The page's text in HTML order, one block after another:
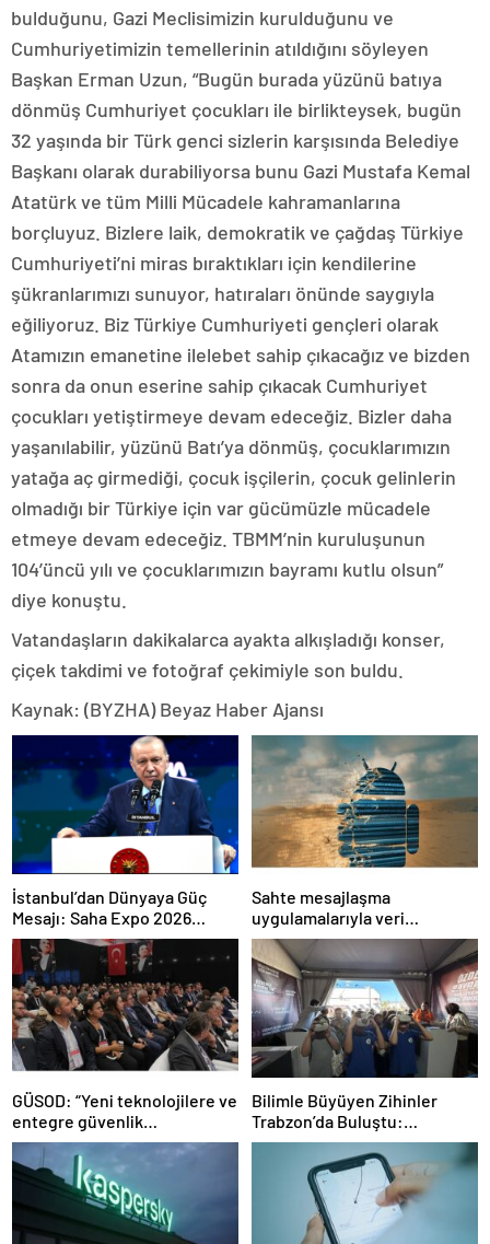
bulduğunu, Gazi Meclisimizin kurulduğunu ve
Cumhuriyetimizin temellerinin atıldığını söyleyen
Başkan Erman Uzun, “Bugün burada yüzünü batıya
dönmüş Cumhuriyet çocukları ile birlikteysek, bugün
32 yaşında bir Türk genci sizlerin karşısında Belediye
Başkanı olarak durabiliyorsa bunu Gazi Mustafa Kemal
Atatürk ve tüm Milli Mücadele kahramanlarına
borçluyuz. Bizlere laik, demokratik ve çağdaş Türkiye
Cumhuriyeti’ni miras bıraktıkları için kendilerine
şükranlarımızı sunuyor, hatıraları önünde saygıyla
eğiliyoruz. Biz Türkiye Cumhuriyeti gençleri olarak
Atamızın emanetine ilelebet sahip çıkacağız ve bizden
sonra da onun eserine sahip çıkacak Cumhuriyet
çocukları yetiştirmeye devam edeceğiz. Bizler daha
yaşanılabilir, yüzünü Batı’ya dönmüş, çocuklarımızın
yatağa aç girmediği, çocuk işçilerin, çocuk gelinlerin
olmadığı bir Türkiye için var gücümüzle mücadele
etmeye devam edeceğiz. TBMM’nin kuruluşunun
104’üncü yılı ve çocuklarımızın bayramı kutlu olsun”
diye konuştu.
Vatandaşların dakikalarca ayakta alkışladığı konser,
çiçek takdimi ve fotoğraf çekimiyle son buldu.
Kaynak: (BYZHA) Beyaz Haber Ajansı
İstanbul’dan Dünyaya Güç
Mesajı: Saha Expo 2026
Rekorlarla Kapılarını Kapattı
Sahte mesajlaşma
uygulamalarıyla veri
sızdırıyorlar- Haber Şafak
GÜSOD: “Yeni teknolojilere ve
entegre güvenlik
sistemlerine önem artacak”-
Haber Şafak
Bilimle Büyüyen Zihinler
Trabzon’da Buluştu:
STEAMFEST’te Bilim Rüzgârı
Esti!- Haber Şafak